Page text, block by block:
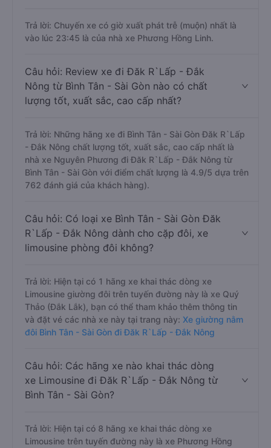
Trả lời: Chuyến xe có giờ xuất phát trễ (muộn) nhất là
vào lúc 23:45 là của nhà xe Phương Hồng Linh.
Câu hỏi: Review xe đi Đăk R`Lấp - Đắk
Nông từ Bình Tân - Sài Gòn nào có chất
lượng tốt, xuất sắc, cao cấp nhất?
Trả lời: Những hãng xe đi Bình Tân - Sài Gòn Đăk R`Lấp
- Đắk Nông chất lượng tốt, xuất sắc, cao cấp nhất là
nhà xe Nguyên Phương đi Đăk R`Lấp - Đắk Nông từ
Bình Tân - Sài Gòn với điểm chất lượng là 4.9/5 dựa trên
762 đánh giá của khách hàng).
Câu hỏi: Có loại xe Bình Tân - Sài Gòn Đăk
R`Lấp - Đắk Nông dành cho cặp đôi, xe
limousine phòng đôi không?
Trả lời: Hiện tại có 1 hãng xe khai thác dòng xe
Limousine giường đôi trên tuyến đường này là xe Quý
Thảo (Đắk Lắk), bạn có thể tham khảo thêm thông tin
và đặt vé các nhà xe này tại trang này: Xe giường nằm
đôi Bình Tân - Sài Gòn đi Đăk R`Lấp - Đắk Nông
Câu hỏi: Các hãng xe nào khai thác dòng
xe Limousine đi Đăk R`Lấp - Đắk Nông từ
Bình Tân - Sài Gòn?
Trả lời: Hiện tại có 8 hãng xe khai thác dòng xe
Limousine trên tuyến đường này là xe Phương Hồng